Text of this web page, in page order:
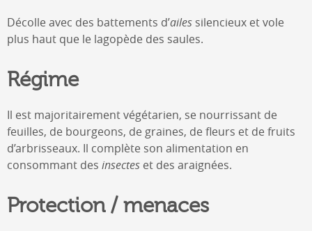
Décolle avec des battements d’ailes silencieux et vole
plus haut que le lagopède des saules.
Régime
Il est majoritairement végétarien, se nourrissant de
feuilles, de bourgeons, de graines, de fleurs et de fruits
d’arbrisseaux. Il complète son alimentation en
consommant des insectes et des araignées.
Protection / menaces